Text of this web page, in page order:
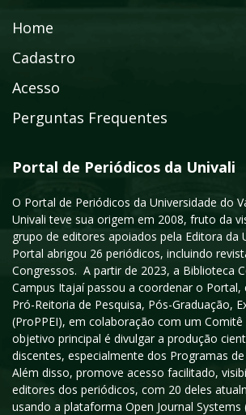
Home
Cadastro
Acesso
Perguntas Frequentes
Portal de Periódicos da Univali
O Portal de Periódicos da Universidade do
Univali teve sua origem em 2008, fruto da
grupo de editores apoiados pela Editora da
Portal abrigou 26 periódicos, incluindo
Congressos. A partir de 2023, a Biblioteca
Campus Itajaí passou a coordenar o
Pró-Reitoria de Pesquisa, Pós-Graduação,
(ProPPEI), em colaboração com um
objetivo principal é divulgar a produção
discentes, especialmente dos Programas
Além disso, promove acesso facilitado,
editores dos periódicos, com 20 deles
usando a plataforma Open Journal Systems